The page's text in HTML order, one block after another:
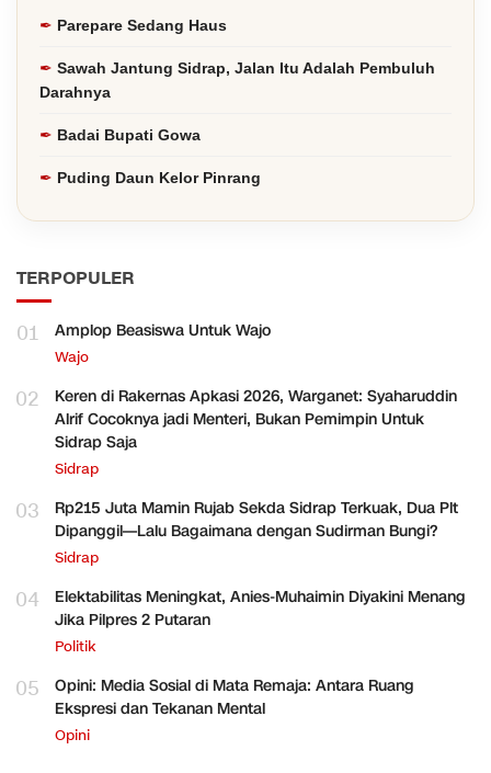
Parepare Sedang Haus
Sawah Jantung Sidrap, Jalan Itu Adalah Pembuluh
Darahnya
Badai Bupati Gowa
Puding Daun Kelor Pinrang
TERPOPULER
01 Amplop Beasiswa Untuk Wajo
Wajo
02
Keren di Rakernas Apkasi 2026, Warganet: Syaharuddin
Alrif Cocoknya jadi Menteri, Bukan Pemimpin Untuk
Sidrap Saja
Sidrap
03
Rp215 Juta Mamin Rujab Sekda Sidrap Terkuak, Dua Plt
Dipanggil—Lalu Bagaimana dengan Sudirman Bungi?
Sidrap
04
Elektabilitas Meningkat, Anies-Muhaimin Diyakini Menang
Jika Pilpres 2 Putaran
Politik
05
Opini: Media Sosial di Mata Remaja: Antara Ruang
Ekspresi dan Tekanan Mental
Opini